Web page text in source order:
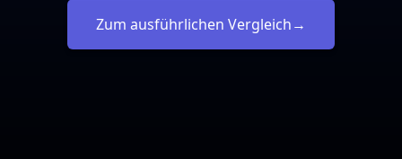
Zum ausführlichen Vergleich→